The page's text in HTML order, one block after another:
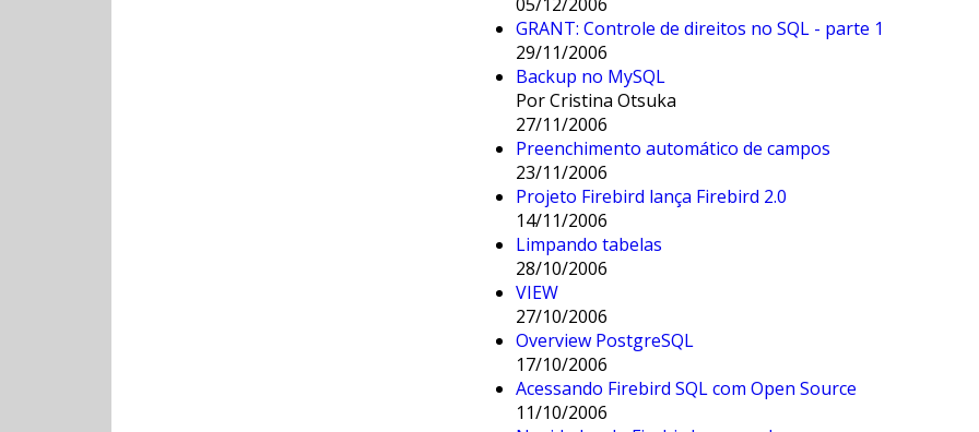
GRANT: Controle de direitos no SQL - parte 1
29/11/2006
Backup no MySQL
Por Cristina Otsuka
27/11/2006
Preenchimento automático de campos
23/11/2006
Projeto Firebird lança Firebird 2.0
14/11/2006
Limpando tabelas
28/10/2006
VIEW
27/10/2006
Overview PostgreSQL
17/10/2006
Acessando Firebird SQL com Open Source
11/10/2006